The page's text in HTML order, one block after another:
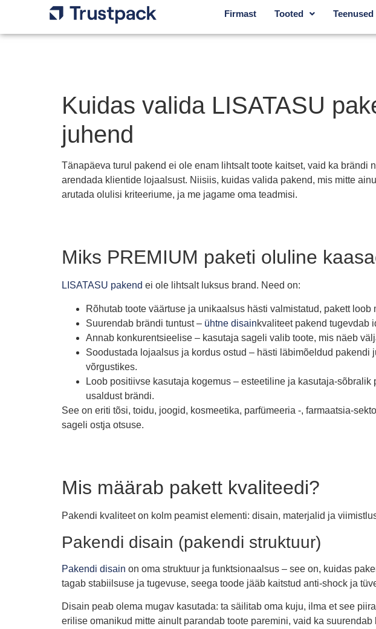
Firmast Tooted Teenused
Kuidas valida LISATASU
juhend
Tänapäeva turul pakend ei ole enam lihtsalt toote kaitset, vaid ka
arendada klientide lojaalsust. Niisiis, kuidas valida pakend, mis mitte
arutada olulisi kriteeriume, ja me jagame oma teadmisi.
Miks PREMIUM paketi oluline
LISATASU pakend ei ole lihtsalt luksus brand. Need on:
Rõhutab toote väärtuse ja unikaalsus hästi valmistatud, pakett
Suurendab brändi tuntust– ühtne disainkvaliteet pakend tugevdab
Annab konkurentsieelise – kasutaja sageli valib toote, mis näeb
Soodustada lojaalsus ja kordus ostud – hästi läbimõeldud pakendi
võrgustikes.
Loob positiivse kasutaja kogemus – esteetiline ja kasutaja-sõbralik
usaldust brändi.
See on eriti tõsi, toidu, joogid, kosmeetika, parfümeeria -, farmaatsia-
sageli ostja otsuse.
Mis määrab pakett kvaliteedi?
Pakendi kvaliteet on kolm peamist elementi: disain, materjalid ja
Pakendi disain (pakendi struktuur)
Pakendi disain on oma struktuur ja funktsionaalsus – see on, kuidas
tagab stabiilsuse ja tugevuse, seega toode jääb kaitstud anti-shock ja
Disain peab olema mugav kasutada: ta säilitab oma kuju, ilma et see
erilise omanikud mitte ainult parandab toote paremini, vaid ka